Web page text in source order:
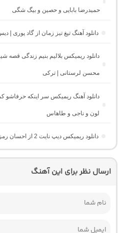
حمیدرضا بابایی و حصین و بیگ شگی
دانلود آهنگ تیغ تیز زمان از گاد پوری |
دانلود ریمیکس بلالیم بنیم زندگی قصه
محسن لرستانی | ترکی
دانلود آهنگ ریمیکس سر اینکه
لون و ناجی و طاهاس
دانلود ریمیکس دیپ نایت 2 از احسان رمزی (ریمیکس طولانی غمگین)
ارسال نظر برای این آهنگ